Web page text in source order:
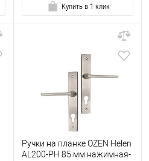
Купить в 1 клик
Ручки на планке OZEN Helen
AL200-PH 85 мм нажимная-